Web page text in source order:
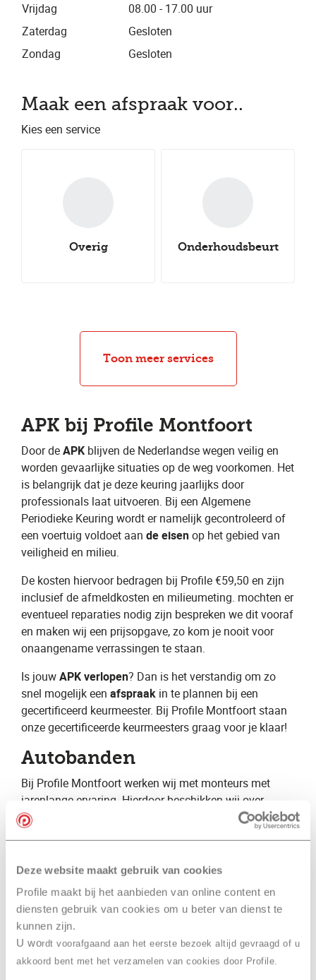
Deze website maakt gebruik van cookies
Profile maakt bij het aanbieden van online content en
diensten gebruik van cookies om u beter van dienst te
kunnen zijn.
U wordt voorafgaand aan het eerste bezoek altijd gevraagd of u
akkoord bent met het verzamelen van cookies door Profile.
Maak een afspraak voor..
Kies een service
Overig Onderhoudsbeurt
seasonbanden
Autocheck Caravancheck
Uitlijnen Groot onderhoud
Toon meer services
APK bij Profile Montfoort
Door de ​APK ​ blijven de Nederlandse wegen veilig en
worden gevaarlijke situaties op de weg voorkomen. Het
is belangrijk dat je deze keuring jaarlijks door
professionals laat uitvoeren. Bij een Algemene
Periodieke Keuring wordt er namelijk gecontroleerd of
een voertuig voldoet aan ​ de eisen​ op het gebied van
veiligheid en milieu.
De kosten hiervoor bedragen bij Profile €59,50 en zijn
inclusief de afmeldkosten en milieumeting. mochten er
eventueel reparaties nodig zijn bespreken we dit vooraf
en maken wij een prijsopgave, zo kom je nooit voor
onaangename verrassingen te staan.
Is jouw ​APK verlopen? Dan is het verstandig om zo
snel mogelijk een ​ afspraak ​ in te plannen bij een
gecertificeerd keurmeester. Bij Profile Montfoort staan
onze gecertificeerde keurmeesters graag voor je klaar!
Autobanden
Bij Profile Montfoort ​werken wij met monteurs met
jarenlange ervaring. Hierdoor beschikken wij over
specialistische kennis op vele verschillende gebieden.
automobilist. Daarnaast zijn wij gespecialiseerd op het
gebied van autobanden en geven wij graag advies over
bijvoorbeeld ​zomerbanden​, ​winterbanden​ en ​
vierseizoenenbanden
Winterbanden
Vrijdag
08.00 - 17.00 uur
Zaterdag
Gesloten
Zondag
Gesloten